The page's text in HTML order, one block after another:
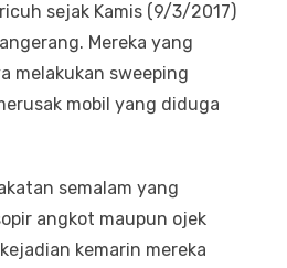
sejak Kamis (9/3/2017)
Mereka yang
melakukan sweeping
mobil yang diduga
semalam yang
angkot maupun ojek
kemarin mereka